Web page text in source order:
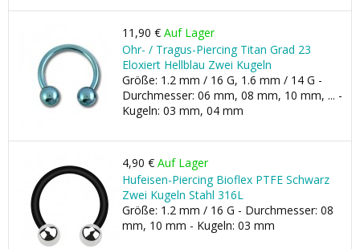
11,90 € Auf Lager
Ohr- / Tragus-Piercing Titan Grad 23
Eloxiert Hellblau Zwei Kugeln
Größe: 1.2 mm / 16 G, 1.6 mm / 14 G -
Durchmesser: 06 mm, 08 mm, 10 mm, ... -
Kugeln: 03 mm, 04 mm
4,90 € Auf Lager
Hufeisen-Piercing Bioflex PTFE Schwarz
Zwei Kugeln Stahl 316L
Größe: 1.2 mm / 16 G - Durchmesser: 08
mm, 10 mm - Kugeln: 03 mm